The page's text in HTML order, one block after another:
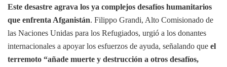
Este desastre agrava los ya complejos desafíos humanitarios
que enfrenta Afganistán. Filippo Grandi, Alto Comisionado de
las Naciones Unidas para los Refugiados, urgió a los donantes
internacionales a apoyar los esfuerzos de ayuda, señalando que el
terremoto “añade muerte y destrucción a otros desafíos,